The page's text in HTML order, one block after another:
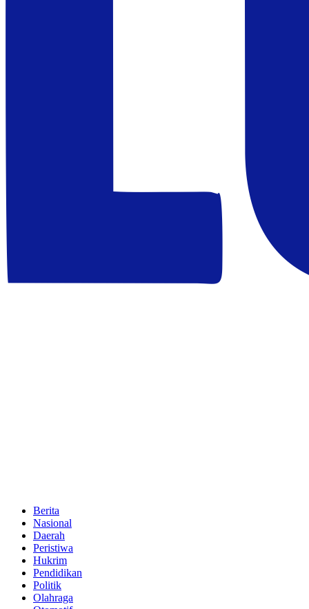
Berita
Nasional
Daerah
Peristiwa
Hukrim
Pendidikan
Politik
Olahraga